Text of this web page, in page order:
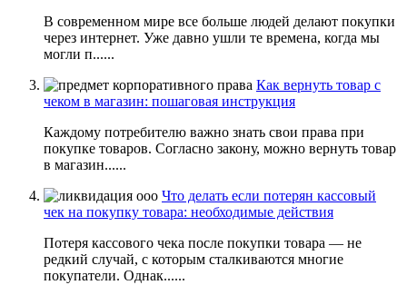
В современном мире все больше людей делают покупки
через интернет. Уже давно ушли те времена, когда мы
могли п......
Как вернуть товар с
чеком в магазин: пошаговая инструкция
Каждому потребителю важно знать свои права при
покупке товаров. Согласно закону, можно вернуть товар
в магазин......
Что делать если потерян кассовый
чек на покупку товара: необходимые действия
Потеря кассового чека после покупки товара — не
редкий случай, с которым сталкиваются многие
покупатели. Однак......